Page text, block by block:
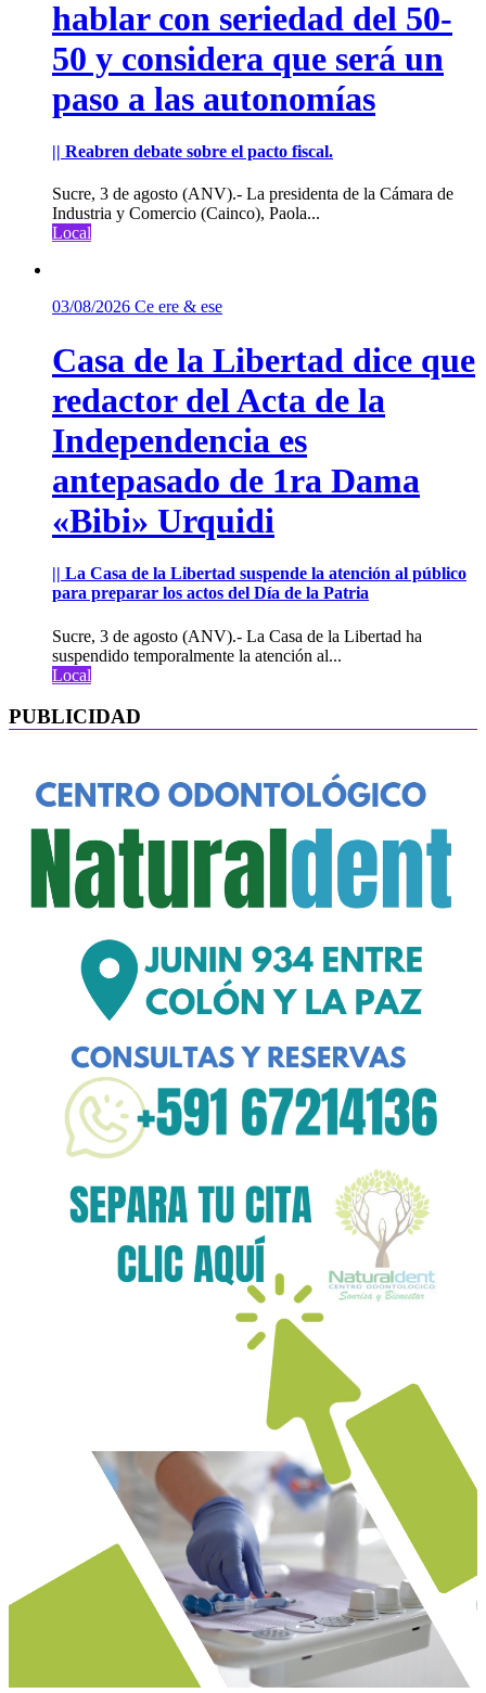
hablar con seriedad del 50-
50 y considera que será un
paso a las autonomías
|| Reabren debate sobre el pacto fiscal.
Sucre, 3 de agosto (ANV).- La presidenta de la Cámara de
Industria y Comercio (Cainco), Paola...
Local
03/08/2026 Ce ere & ese
Casa de la Libertad dice que
redactor del Acta de la
Independencia es
antepasado de 1ra Dama
«Bibi» Urquidi
|| La Casa de la Libertad suspende la atención al público
para preparar los actos del Día de la Patria
Sucre, 3 de agosto (ANV).- La Casa de la Libertad ha
suspendido temporalmente la atención al...
Local
PUBLICIDAD